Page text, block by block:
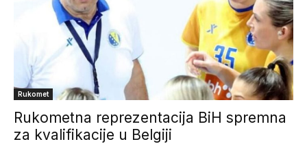
Rukomet
Rukometna reprezentacija BiH spremna
za kvalifikacije u Belgiji